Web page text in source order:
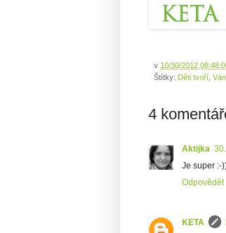
v 10/30/2012
Štítky: Děti tvoří
4
Aktijka
Je super :-
Odpovědět
KETA